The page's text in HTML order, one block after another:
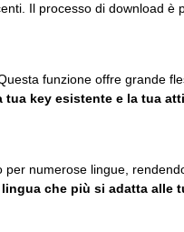
Il processo di download
funzione offre grande
tua key esistente e la tua
numerose lingue,
che più si adatta alle